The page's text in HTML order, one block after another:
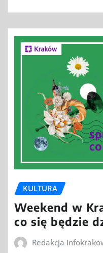
KULTURA
Weekend w
co się będzie
Redakcja